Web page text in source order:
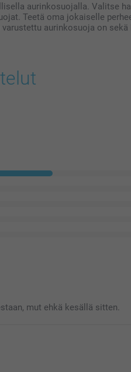
aurinkosuojalla. Valitse
Teetä oma jokaiselle
aurinkosuoja on sekä
mut ehkä kesällä sitten.